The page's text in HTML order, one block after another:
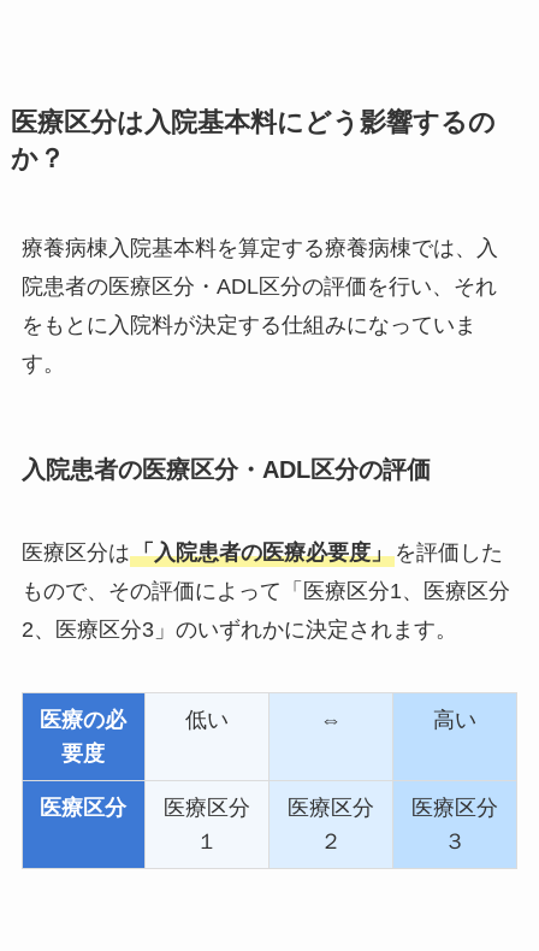
医療区分は入院基本料にどう影響するの
か？
療養病棟入院基本料を算定する療養病棟では、入
院患者の医療区分・ADL区分の評価を行い、それ
をもとに入院料が決定する仕組みになっていま
す。
入院患者の医療区分・ADL区分の評価
医療区分は「入院患者の医療必要度」を評価した
もので、その評価によって「医療区分1、医療区分
2、医療区分3」のいずれかに決定されます。
医療の必
要度
低い ⇔ 高い
医療区分
医療区分
１
医療区分
２
医療区分
３